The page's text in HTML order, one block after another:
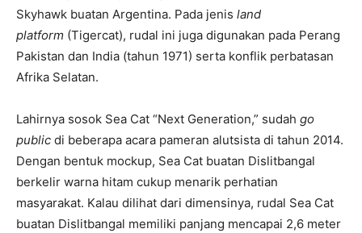
Skyhawk buatan Argentina. Pada jenis land
platform (Tigercat), rudal ini juga digunakan pada Perang
Pakistan dan India (tahun 1971) serta konflik perbatasan
Afrika Selatan.
Lahirnya sosok Sea Cat “Next Generation,” sudah go
public di beberapa acara pameran alutsista di tahun 2014.
Dengan bentuk mockup, Sea Cat buatan Dislitbangal
berkelir warna hitam cukup menarik perhatian
masyarakat. Kalau dilihat dari dimensinya, rudal Sea Cat
buatan Dislitbangal memiliki panjang mencapai 2,6 meter